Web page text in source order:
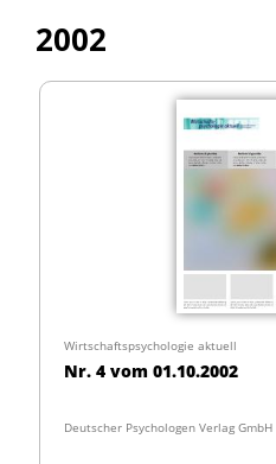
2002
Wirtschaftspsychologie aktuell
Nr. 4 vom 01.10.2002
Deutscher Psychologen Verlag GmbH